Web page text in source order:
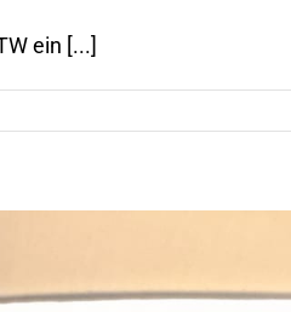
ein [...]